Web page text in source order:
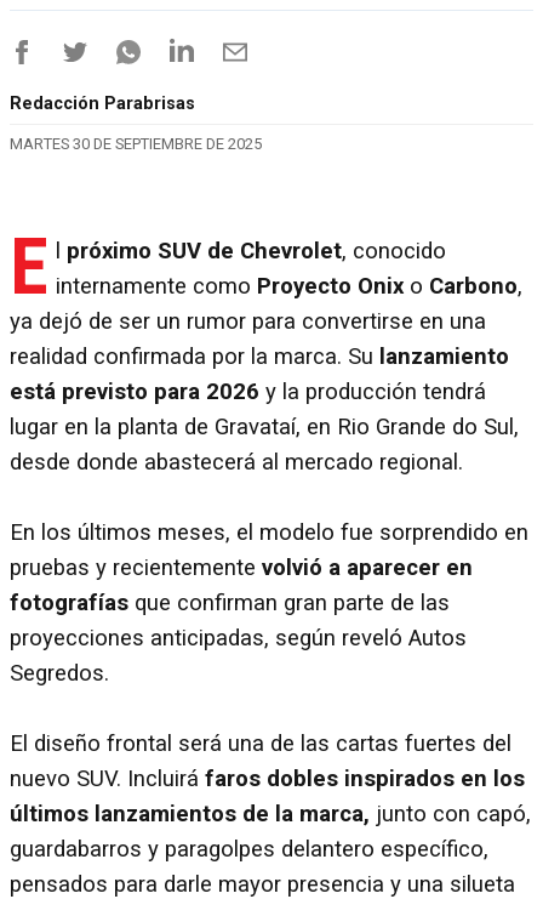
Redacción Parabrisas
MARTES 30 DE SEPTIEMBRE DE 2025
E próximo SUV de Chevrolet, conocido
internamente como Proyecto Onix o Carbono,
ya dejó de ser un rumor para convertirse en una
realidad confirmada por la marca. Su lanzamiento
está previsto para 2026 y la producción tendrá
lugar en la planta de Gravataí, en Rio Grande do Sul,
desde donde abastecerá al mercado regional.
En los últimos meses, el modelo fue sorprendido en
pruebas y recientemente volvió a aparecer en
fotografías que confirman gran parte de las
proyecciones anticipadas, según reveló Autos
Segredos.
El diseño frontal será una de las cartas fuertes del
nuevo SUV. Incluirá faros dobles inspirados en los
últimos lanzamientos de la marca, junto con capó,
guardabarros y paragolpes delantero específico,
pensados para darle mayor presencia y una silueta